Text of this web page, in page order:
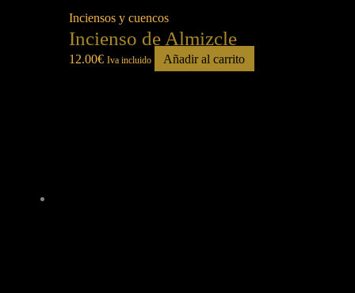
Inciensos y cuencos
Incienso de Almizcle
12.00€ Iva incluido Añadir al carrito